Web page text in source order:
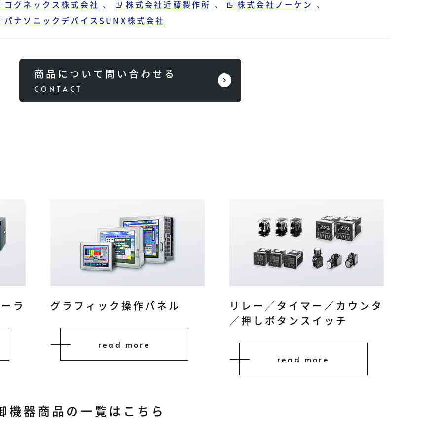
コグネックス株式会社
、 株式会社近藤製作所 、 株式会社ノーケン
、
パナソニックデバイスSUNX株式会社
商品について問い合わせる
ラ グラフィック操作パネル
read more
リレー／タイマー／カウンタ
／押しボタンスイッチ
read more
機器商品の一覧はこちら